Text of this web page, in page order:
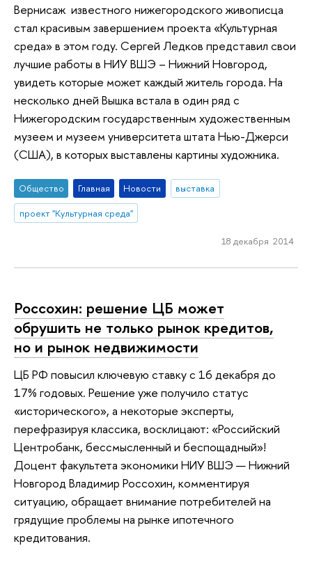
Вернисаж известного нижегородского живописца
стал красивым завершением проекта «Культурная
среда» в этом году. Сергей Ледков представил свои
лучшие работы в НИУ ВШЭ – Нижний Новгород,
увидеть которые может каждый житель города. На
несколько дней Вышка встала в один ряд с
Нижегородским государственным художественным
музеем и музеем университета штата Нью-Джерси
(США), в которых выставлены картины художника.
Общество Главная Новости
выставка
проект "Культурная среда"
18 декабря 2014
Россохин: решение ЦБ может
обрушить не только рынок кредитов,
но и рынок недвижимости
ЦБ РФ повысил ключевую ставку с 16 декабря до
17% годовых. Решение уже получило статус
«исторического», а некоторые эксперты,
перефразируя классика, восклицают: «Российский
Центробанк, бессмысленный и беспощадный»!
Доцент факультета экономики НИУ ВШЭ — Нижний
Новгород Владимир Россохин, комментируя
ситуацию, обращает внимание потребителей на
грядущие проблемы на рынке ипотечного
кредитования.